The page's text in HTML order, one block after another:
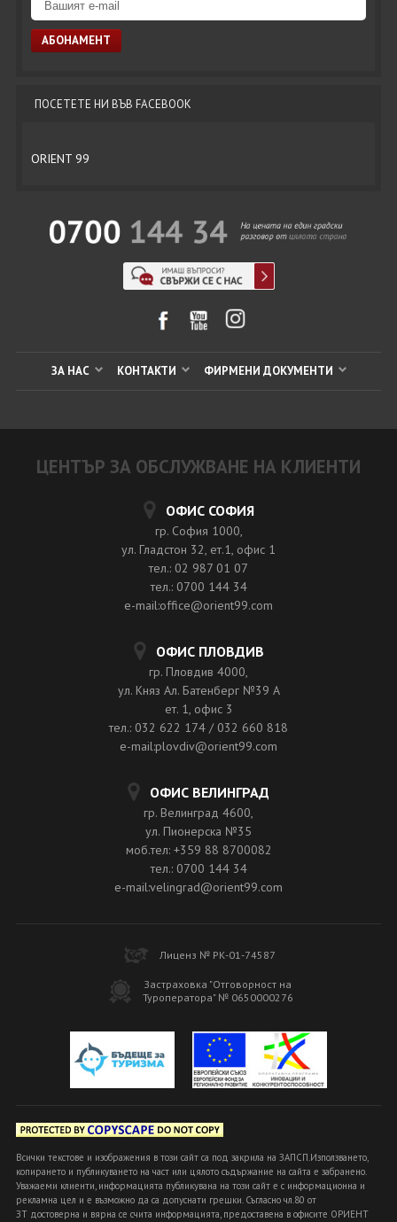
ПОСЕТЕТЕ НИ ВЪВ FACEBOOK
ORIENT 99
ЗА НАС КОНТАКТИ ФИРМЕНИ ДОКУМЕНТИ
ЦЕНТЪР ЗА ОБСЛУЖВАНЕ НА КЛИЕНТИ
ОФИС СОФИЯ
гр. София 1000,
ул. Гладстон 32, ет.1, офис 1
тел.: 02 987 01 07
тел.: 0700 144 34
e-mail:office@orient99.com
ОФИС ПЛОВДИВ
гр. Пловдив 4000,
ул. Княз Ал. Батенберг №39 A
ет. 1, офис 3
тел.: 032 622 174 / 032 660 818
e-mail:plovdiv@orient99.com
ОФИС ВЕЛИНГРАД
гр. Велинград 4600,
ул. Пионерска №35
моб.тел: +359 88 8700082
тел.: 0700 144 34
e-mail:velingrad@orient99.com
Лиценз № РК-01-74587
Застраховка "Отговорност на
Туроператора" № 0650000276
Всички текстове и изображения в този сайт са под закрила на ЗАПСП.Използването,
копирането и публикуването на част или цялото съдържание на сайта е забранено.
Уважаеми клиенти, информацията публикувана на този сайт е с информационна и
рекламна цел и е възможно да са допуснати грешки. Съгласно чл.80 от
ЗТ достоверна и вярна се счита информацията, предоставена в офисите ОРИЕНТ